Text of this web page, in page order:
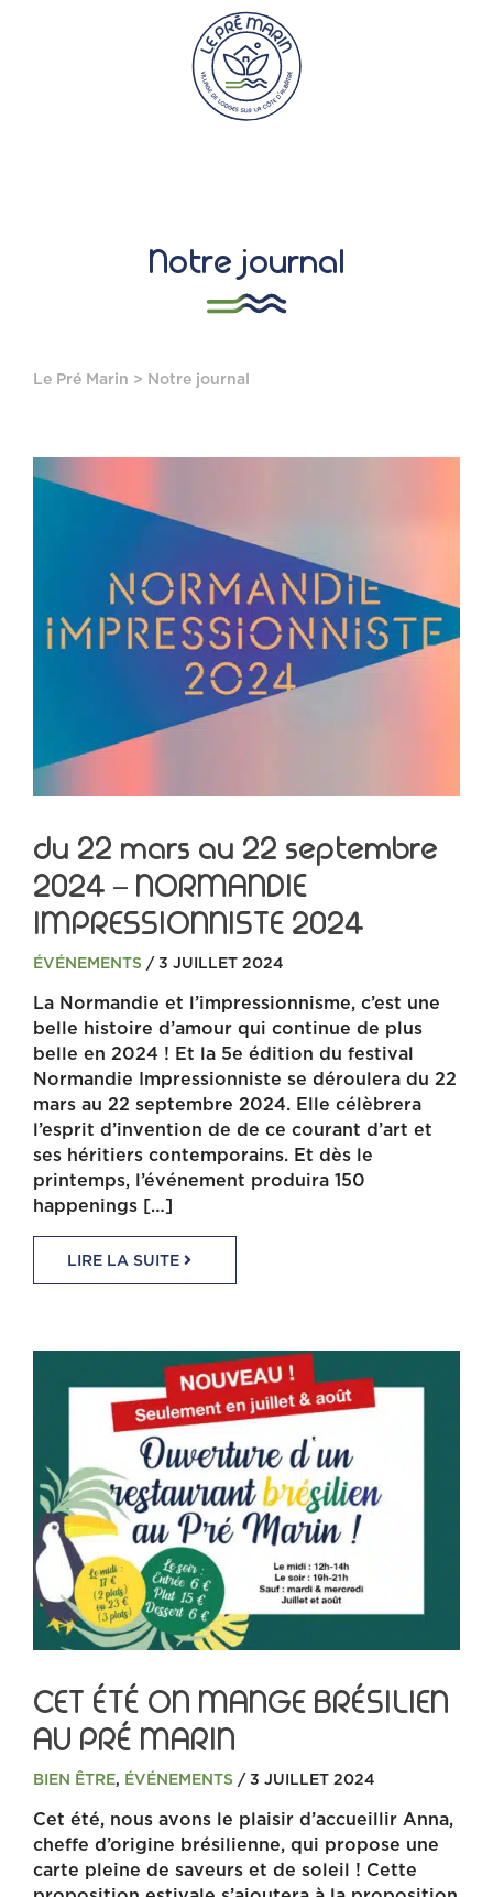
Notre journal
Le Pré Marin > Notre journal
du 22 mars au 22 septembre
2024 – NORMANDIE
IMPRESSIONNISTE 2024
ÉVÉNEMENTS / 3 JUILLET 2024
La Normandie et l’impressionnisme, c’est une
belle histoire d’amour qui continue de plus
belle en 2024 ! Et la 5e édition du festival
Normandie Impressionniste se déroulera du 22
mars au 22 septembre 2024. Elle célèbrera
l’esprit d’invention de de ce courant d’art et
ses héritiers contemporains. Et dès le
printemps, l’événement produira 150
happenings […]
LIRE LA SUITE
CET ÉTÉ ON MANGE BRÉSILIEN
AU PRÉ MARIN
BIEN ÊTRE, ÉVÉNEMENTS / 3 JUILLET 2024
Cet été, nous avons le plaisir d’accueillir Anna,
cheffe d’origine brésilienne, qui propose une
carte pleine de saveurs et de soleil ! Cette